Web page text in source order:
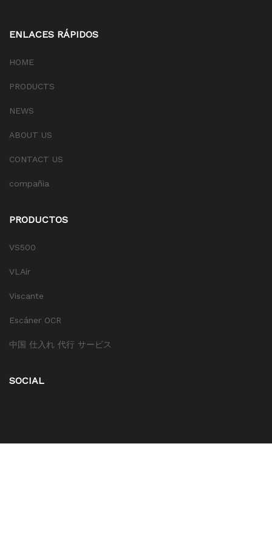
ENLACES RÁPIDOS
HOME
PRODUCTS
NEWS
ABOUT US
CONTACT US
compañia
PRODUCTOS
VS500
VLAir
Viscante
Escáner OCR
中国 仕入れ 代行 サービス
SOCIAL